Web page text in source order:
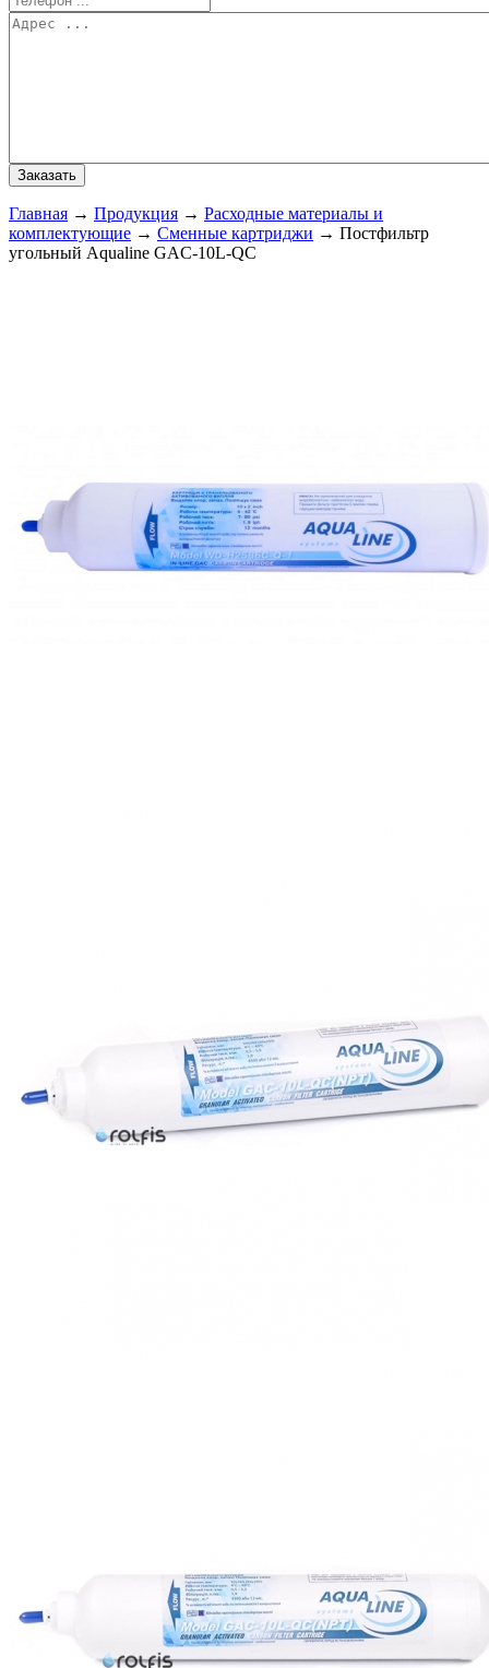
Главная → Продукция → Расходные материалы и
комплектующие → Сменные картриджи → Постфильтр
угольный Aqualine GAC-10L-QC